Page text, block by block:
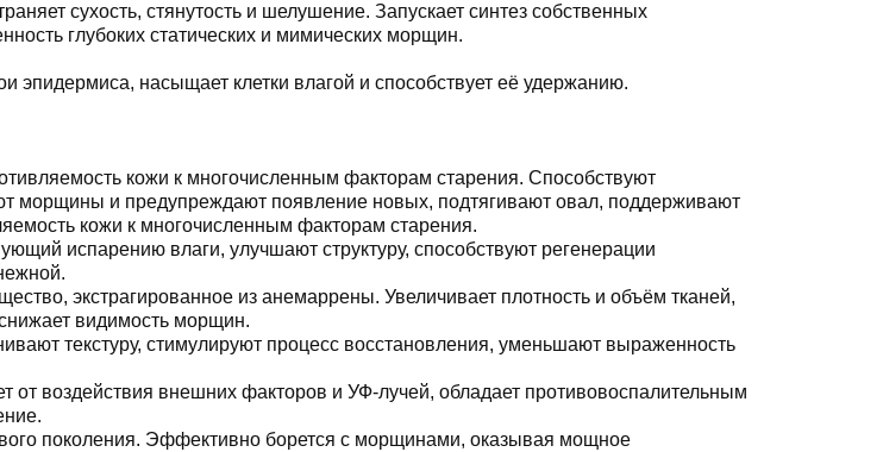
сухость, стянутость и шелушение. Запускает синтез собственных
глубоких статических и мимических морщин.
эпидермиса, насыщает клетки влагой и способствует её удержанию.
кожи к многочисленным факторам старения. Способствуют
морщины и предупреждают появление новых, подтягивают овал, поддерживают
кожи к многочисленным факторам старения.
испарению влаги, улучшают структуру, способствуют регенерации
экстрагированное из анемаррены. Увеличивает плотность и объём тканей,
видимость морщин.
текстуру, стимулируют процесс восстановления, уменьшают выраженность
воздействия внешних факторов и УФ-лучей, обладает противовоспалительным
поколения. Эффективно борется с морщинами, оказывая мощное